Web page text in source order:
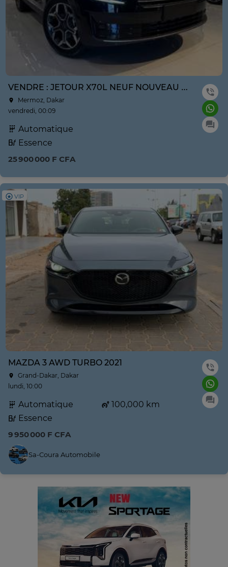
VENDRE : JETOUR X70L NEUF NOUVEAU MODÈLE ANNE 2026
Mermoz, Dakar
vendredi, 00:09
Automatique
Essence
25 900 000 F CFA
VIP
MAZDA 3 AWD TURBO 2021
Grand-Dakar, Dakar
lundi, 10:00
Automatique
100,000 km
Essence
9 950 000 F CFA
Sa-Coura Automobile